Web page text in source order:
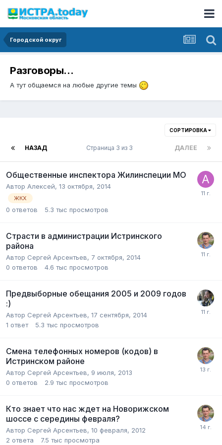
Городской округ
Разговоры...
А тут общаемся на любые другие темы
СОРТИРОВКА
НАЗАД ДАЛЕЕ
Страница 3 из 3
Общественные инспектора Жилинспеции МО
Автор Алексей, 13 октября, 2014
ЖКХ
0 ответов 5.3 тыс просмотров
Страсти в администрации Истринского
района
Автор Сергей Арсентьев, 7 октября, 2014
0 ответов 4.6 тыс просмотров
Предвыборные обещания 2005 и 2009 годов
:)
Автор Сергей Арсентьев, 17 сентября, 2014
1 ответ 5.3 тыс просмотров
Смена телефонных номеров (кодов) в
Истринском районе
Автор Сергей Арсентьев, 9 июля, 2013
0 ответов 2.9 тыс просмотров
Кто знает что нас ждет на Новорижском
шоссе с середины февраля?
Автор Сергей Арсентьев, 10 февраля, 2012
2 ответа 7.5 тыс просмотра